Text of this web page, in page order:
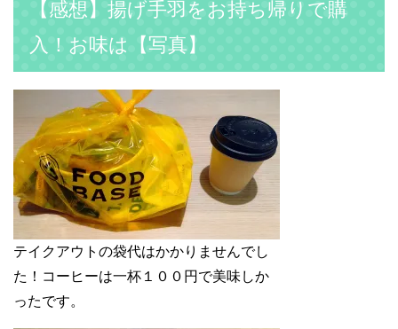
【感想】揚げ手羽をお持ち帰りで購
入！お味は【写真】
テイクアウトの袋代はかかりませんでし
た！コーヒーは一杯１００円で美味しか
ったです。